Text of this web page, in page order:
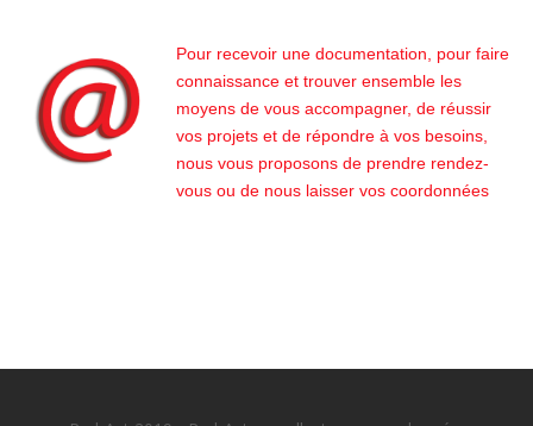
Pour recevoir une documentation, pour faire
connaissance et trouver ensemble les
moyens de vous accompagner, de réussir
vos projets et de répondre à vos besoins,
nous vous proposons de prendre rendez-
vous ou de nous laisser vos coordonnées